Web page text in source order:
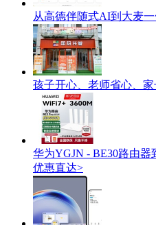
从高德伴随式AI到大麦
孩子开心、老师省心、
华为YGJN - BE30路由器
优惠直达>